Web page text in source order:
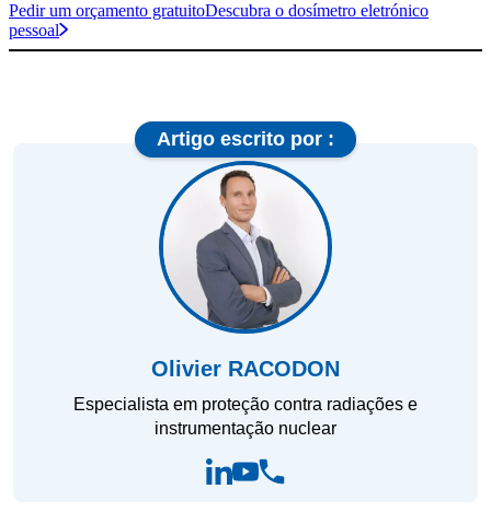
Pedir um orçamento gratuitoDescubra o dosímetro eletrónico
pessoal
Artigo escrito por :
Olivier RACODON
Especialista em proteção contra radiações e
instrumentação nuclear